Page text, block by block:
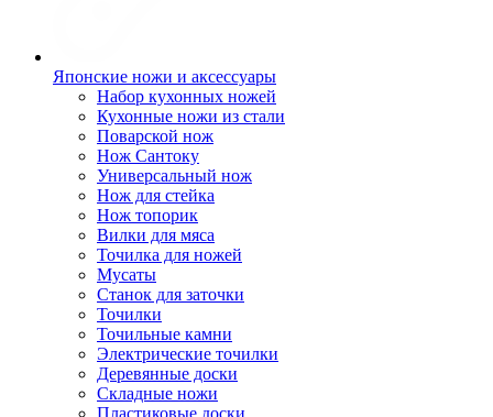
Японские ножи и аксессуары
Набор кухонных ножей
Кухонные ножи из стали
Поварской нож
Нож Сантоку
Универсальный нож
Нож для стейка
Нож топорик
Вилки для мяса
Точилка для ножей
Мусаты
Станок для заточки
Точилки
Точильные камни
Электрические точилки
Деревянные доски
Складные ножи
Пластиковые доски